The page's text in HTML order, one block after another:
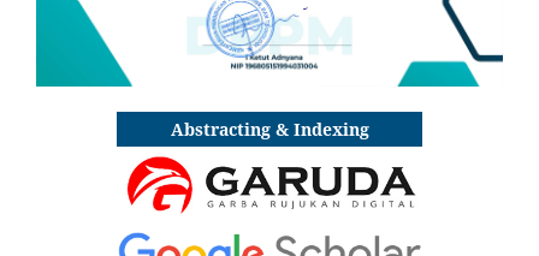
Abstracting & Indexing